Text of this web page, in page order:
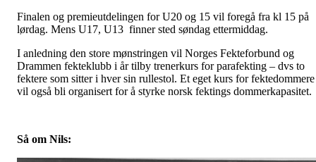
Finalen og premieutdelingen for U20 og 15 vil foregå fra kl 15 på
lørdag. Mens U17, U13 finner sted søndag ettermiddag.
I anledning den store mønstringen vil Norges Fekteforbund og
Drammen fekteklubb i år tilby trenerkurs for parafekting – dvs to
fektere som sitter i hver sin rullestol. Et eget kurs for fektedommere
vil også bli organisert for å styrke norsk fektings dommerkapasitet.
Så om Nils: